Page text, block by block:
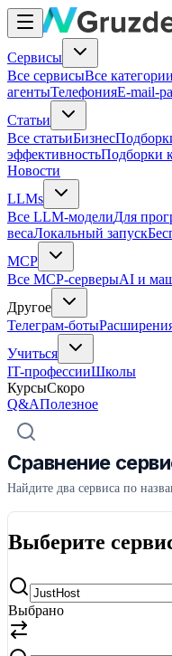
Сервисы
Все сервисыВсе категории
агентыТелефонияE-mail-
Статьи
Все статьиБизнес
эффективностьПодборки
Новости
LLMs
Все LLM-моделиДля
весаЛокальный запуск
MCP
Все MCP-серверыAI и
Другое
Телеграм-боты
Учиться
IT-профессииШколы
КурсыСкоро
Q&AПолезное
Сравнение
Найдите два сервиса по
Выберите
Выбрано